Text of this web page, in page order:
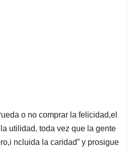
o no comprar la felicidad,el
utilidad, toda vez que la gente
ncluida la caridad” y prosigue